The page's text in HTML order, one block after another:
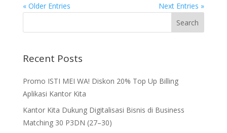
« Older Entries Next Entries »
Recent Posts
Promo ISTI MEI WA! Diskon 20% Top Up Billing
Aplikasi Kantor Kita
Kantor Kita Dukung Digitalisasi Bisnis di Business
Matching 30 P3DN (27–30)